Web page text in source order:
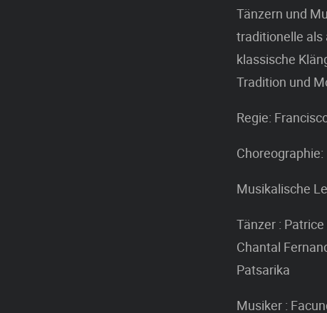
Tänzern und
traditionelle als
klassische
Tradition und
Regie:
Musikalische
Tänzer :
Chantal
Patsarika
Musiker :